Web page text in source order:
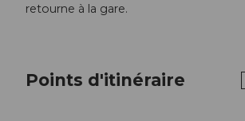
retourne à la gare.
Points d'itinéraire